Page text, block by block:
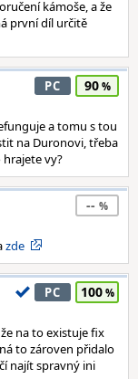
kámoše, a že
první díl určitě
PC 90
a tomu s tou
na Duronovi, třeba
vy?
--
zde
PC 100
na to existuje fix
to zároven přidalo
najít spravný ini